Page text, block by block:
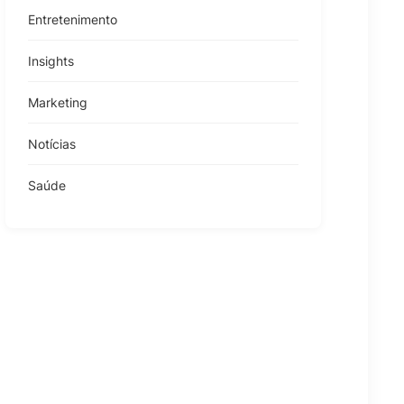
Entretenimento
Insights
Marketing
Notícias
Saúde